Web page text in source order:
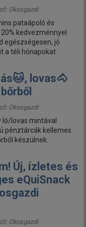
Okosgazdi
pataápoló és
kedvezménnyel
egészségesen, jó
a téli hónapokat.
lovas🐴
Okosgazdi
ló/lovas mintával
pénztárcák kellemes
készülnek.
Új, ízletes és
eQuiSnack
Okosgazdi